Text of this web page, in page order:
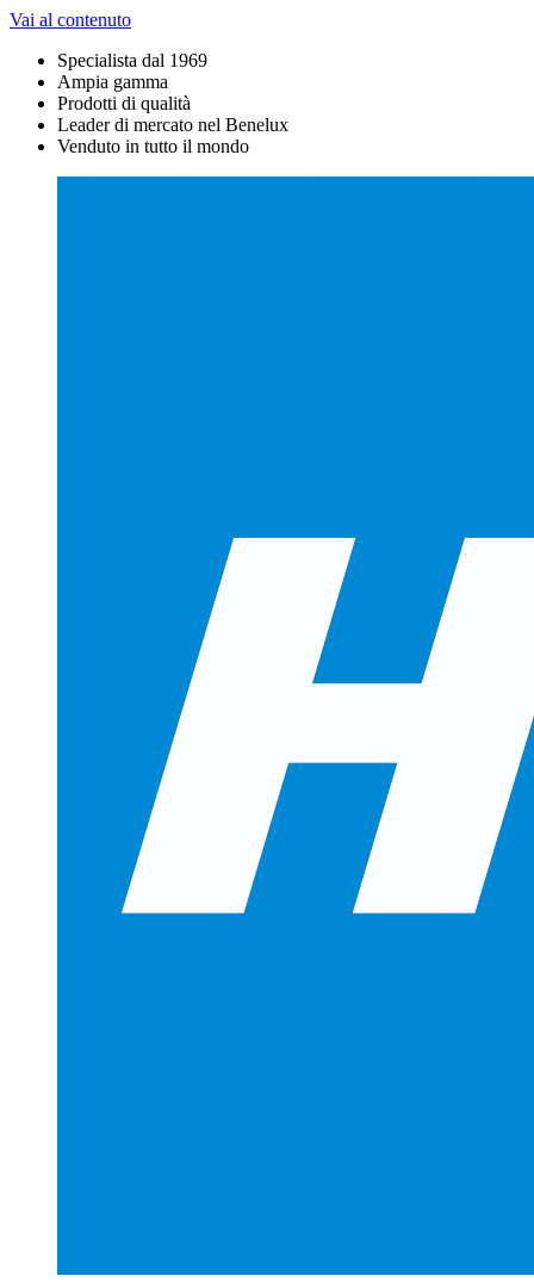
Vai al contenuto
Specialista dal 1969
Ampia gamma
Prodotti di qualità
Leader di mercato nel Benelux
Venduto in tutto il mondo